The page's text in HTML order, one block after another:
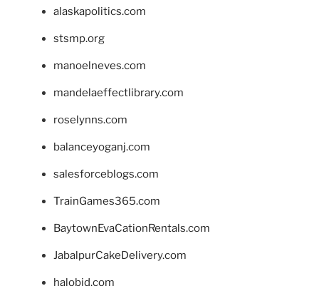
alaskapolitics.com
stsmp.org
manoelneves.com
mandelaeffectlibrary.com
roselynns.com
balanceyoganj.com
salesforceblogs.com
TrainGames365.com
BaytownEvaCationRentals.com
JabalpurCakeDelivery.com
halobjd.com